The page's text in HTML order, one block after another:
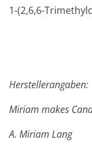
1-(2,6,6-
Herstellerangaben:
Miriam makes
A. Miriam Lang